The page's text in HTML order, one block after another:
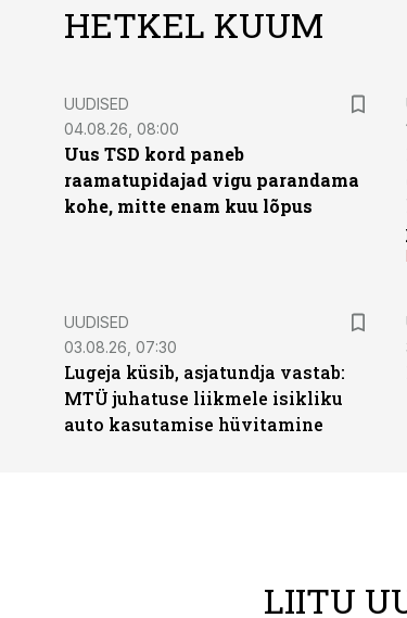
HETKEL KUUM
UUDISED
04.08.26, 08:00
Uus TSD kord paneb
raamatupidajad vigu parandama
kohe, mitte enam kuu lõpus
UUDISED
03.08.26, 07:30
Lugeja küsib, asjatundja vastab:
MTÜ juhatuse liikmele isikliku
auto kasutamise hüvitamine
LIITU